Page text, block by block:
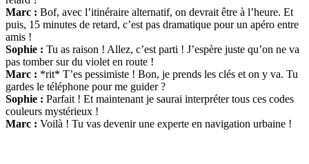
Marc : Bof, avec l’itinéraire alternatif, on devrait être à l’heure. Et
puis, 15 minutes de retard, c’est pas dramatique pour un apéro entre
amis !
Sophie : Tu as raison ! Allez, c’est parti ! J’espère juste qu’on ne va
pas tomber sur du violet en route !
Marc : *rit* T’es pessimiste ! Bon, je prends les clés et on y va. Tu
gardes le téléphone pour me guider ?
Sophie : Parfait ! Et maintenant je saurai interpréter tous ces codes
couleurs mystérieux !
Marc : Voilà ! Tu vas devenir une experte en navigation urbaine !